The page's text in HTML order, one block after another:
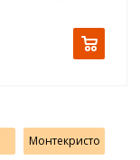
Монтекристо